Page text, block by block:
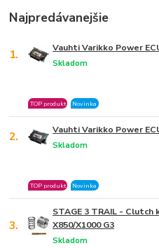
Najpredávanejšie
1. Vauhti Varikko Power
Skladom
TOP produkt Novinka
2. Vauhti Varikko Power
Skladom
TOP produkt Novinka
3.
STAGE 3 TRAIL -
X850/X1000 G3
Skladom